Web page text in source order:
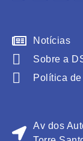
Notícias
Sobre a
Política
Av dos